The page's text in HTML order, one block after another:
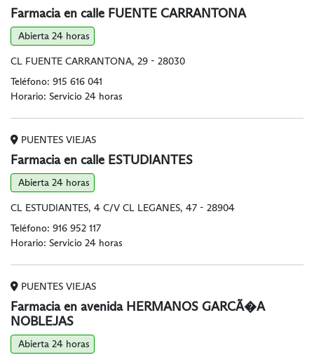
Farmacia en calle FUENTE CARRANTONA
Abierta 24 horas
CL FUENTE CARRANTONA, 29 - 28030
Teléfono: 915 616 041
Horario: Servicio 24 horas
PUENTES VIEJAS
Farmacia en calle ESTUDIANTES
Abierta 24 horas
CL ESTUDIANTES, 4 C/V CL LEGANES, 47 - 28904
Teléfono: 916 952 117
Horario: Servicio 24 horas
PUENTES VIEJAS
Farmacia en avenida HERMANOS GARCÃ�A
NOBLEJAS
Abierta 24 horas